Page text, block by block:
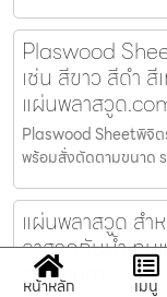
Plaswood
เช่น สีขาว สีดำ
แผ่นพลาสวูด
Plaswood Sheetพิจิต
พร้อมสั่งตัดตามขนาด
แผ่นพลาสวูด ส
ลาสวูดกันน้ำ ทน
สวูด.com
หน้าหลัก เมนู